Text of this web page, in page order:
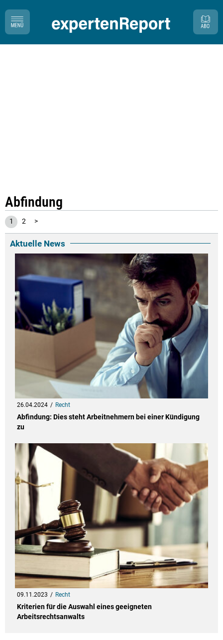
Abfindung
1 2 >
Aktuelle News
26.04.2024 Recht
Abfindung: Dies steht Arbeitnehmern bei einer Kündigung
zu
09.11.2023 Recht
Kriterien für die Auswahl eines geeigneten
Arbeitsrechtsanwalts